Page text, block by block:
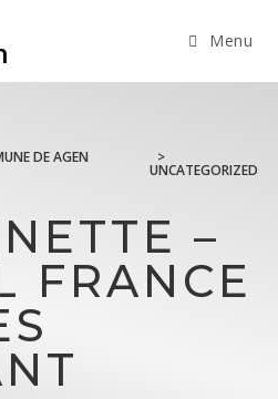
Menu
DE AGEN >
UNCATEGORIZED
–
FRANCE